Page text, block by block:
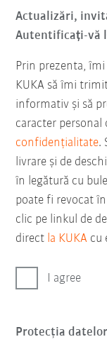
Actualizări,
Autentificați-vă
Prin prezenta,
KUKA să îmi
informativ şi să
caracter personal
confidențialitate.
livrare și de
în legătură cu
poate fi revocat
clic pe linkul de
direct la KUKA cu
I agree
Protecţia datelor